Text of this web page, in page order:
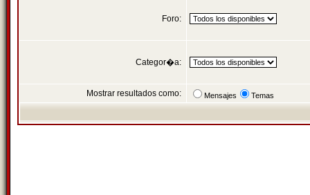
Foro:
Categor�a:
Mostrar resultados como: Mensajes Temas